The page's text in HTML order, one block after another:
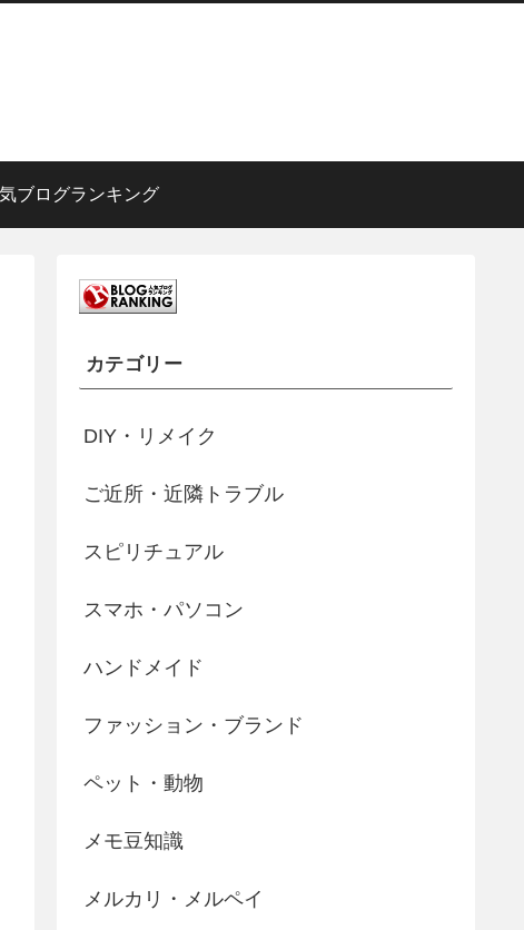
ブログランキング
カテゴリー
DIY・リメイク
ご近所・近隣トラブル
スピリチュアル
スマホ・パソコン
ハンドメイド
ファッション・ブランド
ペット・動物
メモ豆知識
メルカリ・メルペイ